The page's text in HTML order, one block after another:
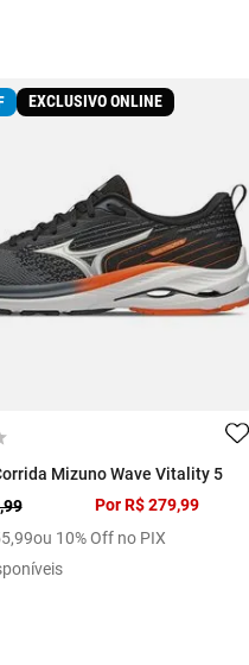
EXCLUSIVO ONLINE
Mizuno Wave Vitality 5
,99ou 10% Off no PIX
Por R$ 279,99